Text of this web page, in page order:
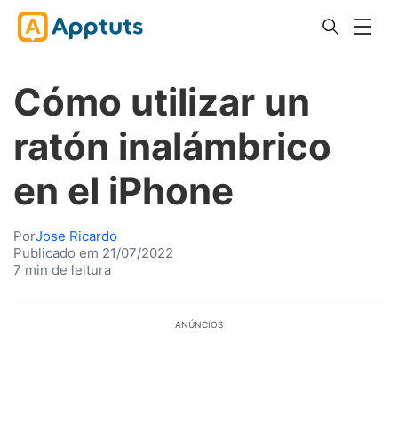
Cómo utilizar un
ratón inalámbrico
en el iPhone
PorJose Ricardo
Publicado em 21/07/2022
7 min de leitura
ANÚNCIOS